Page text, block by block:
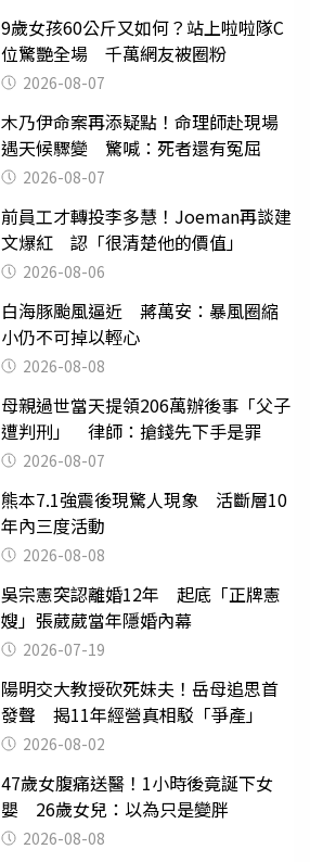
9歲女孩60公斤又如何？站上啦啦隊C
位驚艷全場 千萬網友被圈粉
2026-08-07
木乃伊命案再添疑點！命理師赴現場
遇天候驟變 驚喊：死者還有冤屈
2026-08-07
前員工才轉投李多慧！Joeman再談建
文爆紅 認「很清楚他的價值」
2026-08-06
白海豚颱風逼近 蔣萬安：暴風圈縮
小仍不可掉以輕心
2026-08-08
母親過世當天提領206萬辦後事「父子
遭判刑」 律師：搶錢先下手是罪
2026-08-07
熊本7.1強震後現驚人現象 活斷層10
年內三度活動
2026-08-08
吳宗憲突認離婚12年 起底「正牌憲
嫂」張葳葳當年隱婚內幕
2026-07-19
陽明交大教授砍死妹夫！岳母追思首
發聲 揭11年經營真相駁「爭產」
2026-08-02
47歲女腹痛送醫！1小時後竟誕下女
嬰 26歲女兒：以為只是變胖
2026-08-08